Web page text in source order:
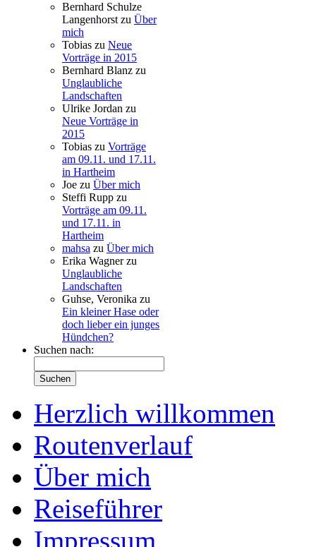
Bernhard Schulze
Langenhorst zu Über
mich
Tobias zu Neue
Vorträge in 2015
Bernhard Blanz zu
Unglaubliche
Landschaften
Ulrike Jordan zu
Neue Vorträge in
2015
Tobias zu Vorträge
am 09.11. und 17.11.
in Hartheim
Joe zu Über mich
Steffi Rupp zu
Vorträge am 09.11.
und 17.11. in
Hartheim
mahsa zu Über mich
Erika Wagnerzu
Unglaubliche
Landschaften
Guhse, Veronika zu
Ein kleiner Hase oder
doch lieber ein junges
Hündchen?
Suchen nach:
Herzlich willkommen
Routenverlauf
Über mich
Reiseführer
Impressum